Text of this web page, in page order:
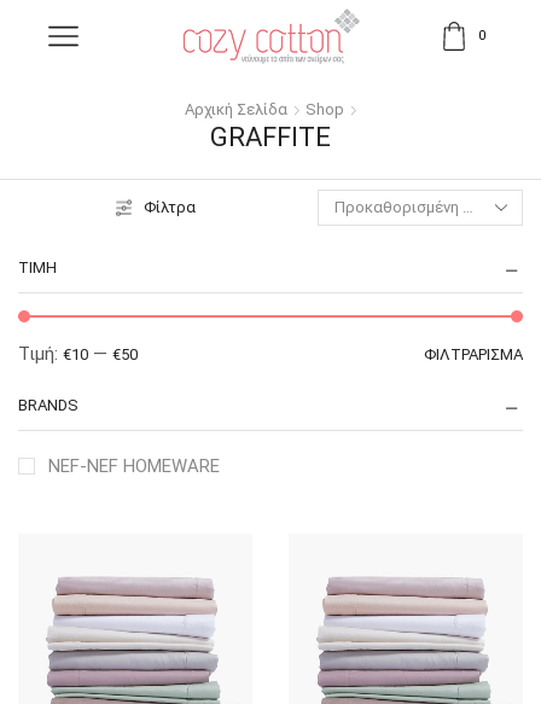
0
Αρχική Σελίδα Shop
GRAFFITE
Φίλτρα
ΤΙΜΉ
ΦΙΛΤΡΆΡΙΣΜΑ
Τιμή: €10 — €50
BRANDS
NEF-NEF HOMEWARE